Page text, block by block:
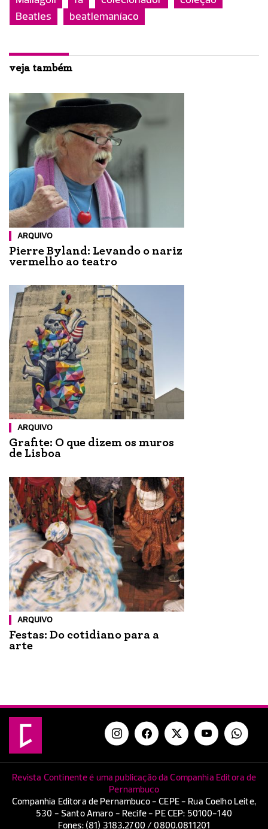
Beatles
beatlemaníaco
veja também
ARQUIVO
Pierre Byland: Levando o nariz
vermelho ao teatro
ARQUIVO
Grafite: O que dizem os muros
de Lisboa
ARQUIVO
Festas: Do cotidiano para a
arte
Revista Continente é uma publicação da Companhia Editora de
Pernambuco
Companhia Editora de Pernambuco - CEPE - Rua Coelho Leite,
530 - Santo Amaro - Recife - PE CEP: 50100-140
Fones: (81) 3183.2700 / 0800.0811201